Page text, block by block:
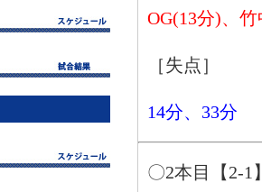
OG(13分)、
［失点］
14分、33分
〇2本目【2-1